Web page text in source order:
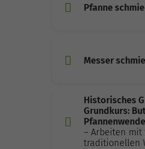
Pfanne
Messer
Historisches
Grundkurs:
– Arbeiten mit
traditionellen